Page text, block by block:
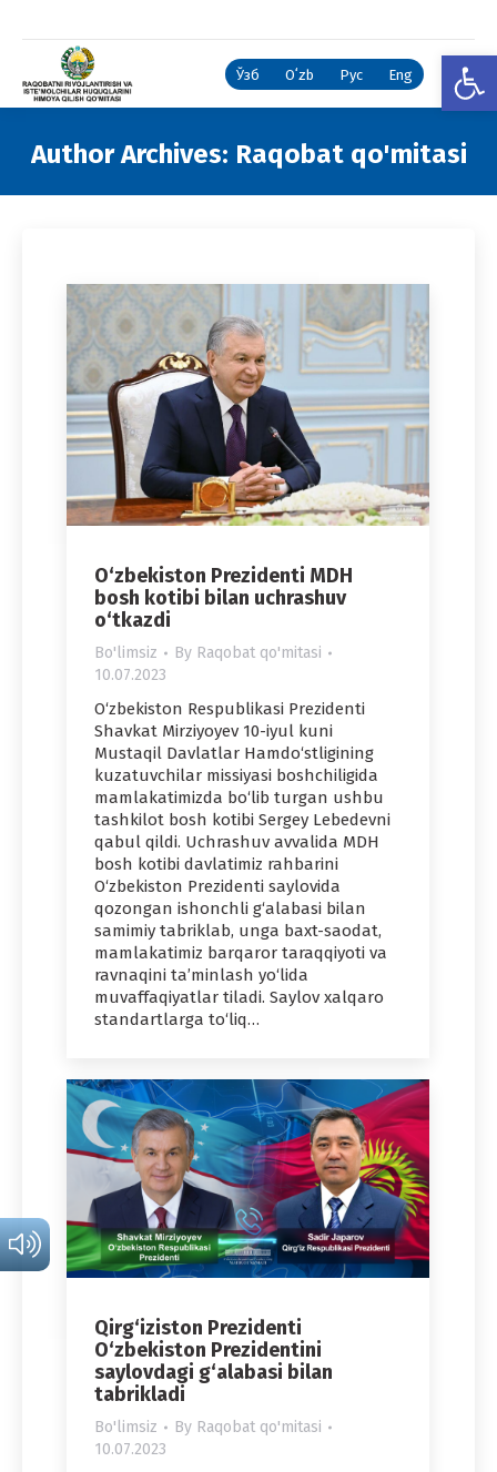
Ўзб Oʻzb Рус Eng
Author Archives: Raqobat qo'mitasi
O‘zbekiston Prezidenti MDH
bosh kotibi bilan uchrashuv
o‘tkazdi
Bo'limsiz By Raqobat qo'mitasi
10.07.2023
O‘zbekiston Respublikasi Prezidenti
Shavkat Mirziyoyev 10-iyul kuni
Mustaqil Davlatlar Hamdo‘stligining
kuzatuvchilar missiyasi boshchiligida
mamlakatimizda bo‘lib turgan ushbu
tashkilot bosh kotibi Sergey Lebedevni
qabul qildi. Uchrashuv avvalida MDH
bosh kotibi davlatimiz rahbarini
O‘zbekiston Prezidenti saylovida
qozongan ishonchli g‘alabasi bilan
samimiy tabriklab, unga baxt-saodat,
mamlakatimiz barqaror taraqqiyoti va
ravnaqini ta’minlash yo‘lida
muvaffaqiyatlar tiladi. Saylov xalqaro
standartlarga to‘liq…
Qirg‘iziston Prezidenti
O‘zbekiston Prezidentini
saylovdagi g‘alabasi bilan
tabrikladi
Bo'limsiz By Raqobat qo'mitasi
10.07.2023